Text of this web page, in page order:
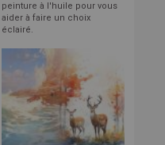
peinture à l'huile pour vous
aider à faire un choix
éclairé.